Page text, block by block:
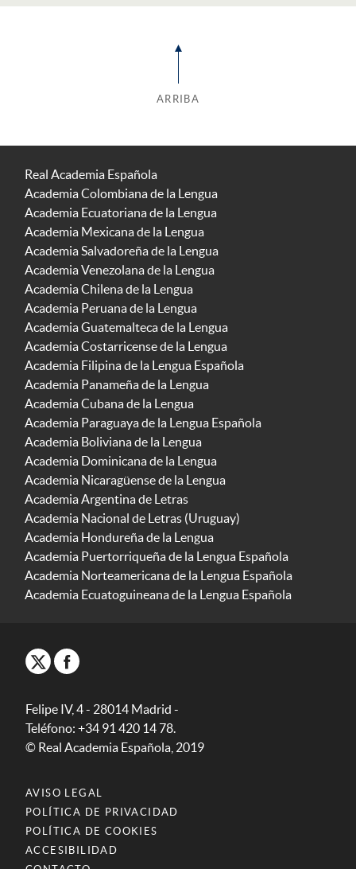
ARRIBA
Real Academia Española
Academia Colombiana de la Lengua
Academia Ecuatoriana de la Lengua
Academia Mexicana de la Lengua
Academia Salvadoreña de la Lengua
Academia Venezolana de la Lengua
Academia Chilena de la Lengua
Academia Peruana de la Lengua
Academia Guatemalteca de la Lengua
Academia Costarricense de la Lengua
Academia Filipina de la Lengua Española
Academia Panameña de la Lengua
Academia Cubana de la Lengua
Academia Paraguaya de la Lengua Española
Academia Boliviana de la Lengua
Academia Dominicana de la Lengua
Academia Nicaragüense de la Lengua
Academia Argentina de Letras
Academia Nacional de Letras (Uruguay)
Academia Hondureña de la Lengua
Academia Puertorriqueña de la Lengua Española
Academia Norteamericana de la Lengua Española
Academia Ecuatoguineana de la Lengua Española
Felipe IV, 4 - 28014 Madrid -
Teléfono: +34 91 420 14 78.
© Real Academia Española, 2019
AVISO LEGAL
POLÍTICA DE PRIVACIDAD
POLÍTICA DE COOKIES
ACCESIBILIDAD